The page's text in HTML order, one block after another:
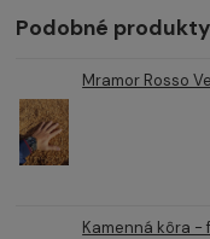
Podobné produkty
Mramor Rosso
Kamenná kôra -